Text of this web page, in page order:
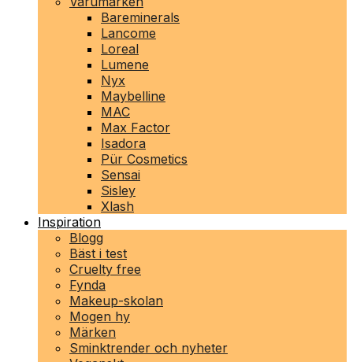
Bareminerals
Lancome
Loreal
Lumene
Nyx
Maybelline
MAC
Max Factor
Isadora
Pür Cosmetics
Sensai
Sisley
Xlash
Inspiration
Blogg
Bäst i test
Cruelty free
Fynda
Makeup-skolan
Mogen hy
Märken
Sminktrender och nyheter